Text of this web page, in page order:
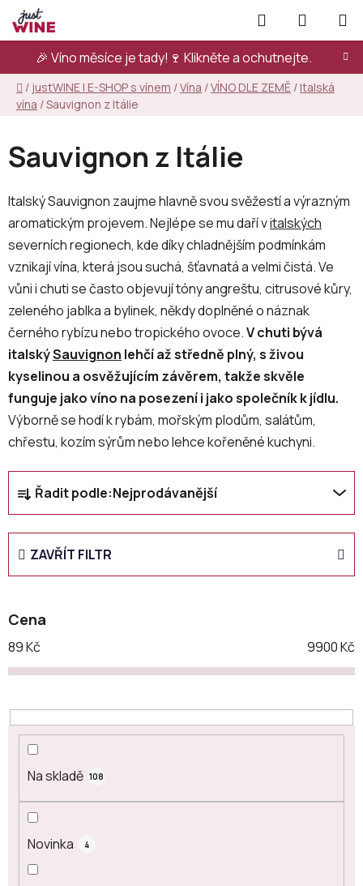
Přejít
na
obsah
🎉 Víno měsíce je tady!🍷 Klikněte a ochutnejte.
Hledat
KOŠÍK
Domů
/ justWINE | E-SHOP s vínem /Vína /VÍNO DLE ZEMĚ / Italská
vína /Sauvignon z Itálie
Sauvignon z Itálie
Italský Sauvignon zaujme hlavně svou svěžestí a výrazným
aromatickým projevem. Nejlépe se mu daří vitalských
severních regionech, kde díky chladnějším podmínkám
vznikají vína, která jsou suchá, šťavnatá a velmi čistá. Ve
vůni i chuti se často objevují tóny angreštu, citrusové kůry,
zeleného jablka a bylinek, někdy doplněné o náznak
černého rybízu nebo tropického ovoce.V chuti bývá
italskýSauvignon lehčí až středně plný, s živou
kyselinou a osvěžujícím závěrem, takže skvěle
funguje jako víno na posezení i jako společník k jídlu.
Výborně se hodí k rybám, mořským plodům, salátům,
chřestu, kozím sýrům nebo lehce kořeněné kuchyni.
Ř
a
z
n
r
o
d
k
t
Řadit podle:Nejprodávanější
ZAVŘÍT FILTR
Cena
89Kč 9900Kč
Na skladě 108
Novinka 4